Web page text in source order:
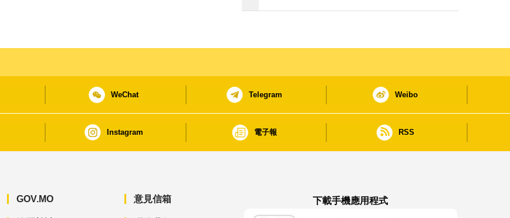
WeChat Telegram Weibo
Instagram 電子報 RSS
GOV.MO 意見信箱
下載手機應用程式